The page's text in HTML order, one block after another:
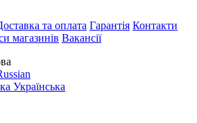
та оплата Гарантія Контакти
магазинів Вакансії
Українська